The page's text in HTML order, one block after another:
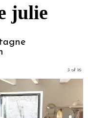
julie
3 of 16